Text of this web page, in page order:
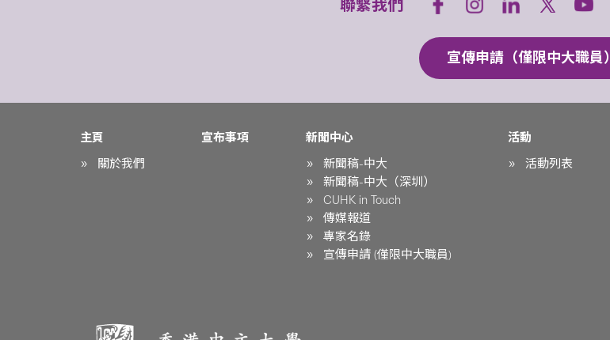
聯繫我們
宣傳申請（僅限中大職員）
主頁
關於我們
宣布事項
新聞中心
新聞稿-中大
新聞稿-中大（深圳）
CUHK in Touch
傳媒報道
專家名錄
宣傳申請 (僅限中大職員)
活動
活動列表